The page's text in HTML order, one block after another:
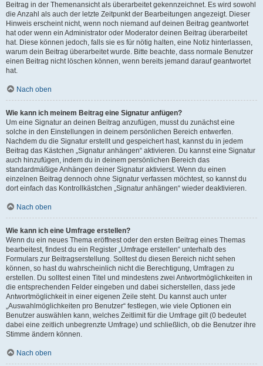
Beitrag in der Themenansicht als überarbeitet gekennzeichnet. Es wird sowohl
die Anzahl als auch der letzte Zeitpunkt der Bearbeitungen angezeigt. Dieser
Hinweis erscheint nicht, wenn noch niemand auf deinen Beitrag geantwortet
hat oder wenn ein Administrator oder Moderator deinen Beitrag überarbeitet
hat. Diese können jedoch, falls sie es für nötig halten, eine Notiz hinterlassen,
warum dein Beitrag überarbeitet wurde. Bitte beachte, dass normale Benutzer
einen Beitrag nicht löschen können, wenn bereits jemand darauf geantwortet
hat.
Nach oben
Wie kann ich meinem Beitrag eine Signatur anfügen?
Um eine Signatur an deinen Beitrag anzufügen, musst du zunächst eine
solche in den Einstellungen in deinem persönlichen Bereich entwerfen.
Nachdem du die Signatur erstellt und gespeichert hast, kannst du in jedem
Beitrag das Kästchen „Signatur anhängen“ aktivieren. Du kannst eine Signatur
auch hinzufügen, indem du in deinem persönlichen Bereich das
standardmäßige Anhängen deiner Signatur aktivierst. Wenn du einen
einzelnen Beitrag dennoch ohne Signatur verfassen möchtest, so kannst du
dort einfach das Kontrollkästchen „Signatur anhängen“ wieder deaktivieren.
Nach oben
Wie kann ich eine Umfrage erstellen?
Wenn du ein neues Thema eröffnest oder den ersten Beitrag eines Themas
bearbeitest, findest du ein Register „Umfrage erstellen“ unterhalb des
Formulars zur Beitragserstellung. Solltest du diesen Bereich nicht sehen
können, so hast du wahrscheinlich nicht die Berechtigung, Umfragen zu
erstellen. Du solltest einen Titel und mindestens zwei Antwortmöglichkeiten in
die entsprechenden Felder eingeben und dabei sicherstellen, dass jede
Antwortmöglichkeit in einer eigenen Zeile steht. Du kannst auch unter
„Auswahlmöglichkeiten pro Benutzer“ festlegen, wie viele Optionen ein
Benutzer auswählen kann, welches Zeitlimit für die Umfrage gilt (0 bedeutet
dabei eine zeitlich unbegrenzte Umfrage) und schließlich, ob die Benutzer ihre
Stimme ändern können.
Nach oben